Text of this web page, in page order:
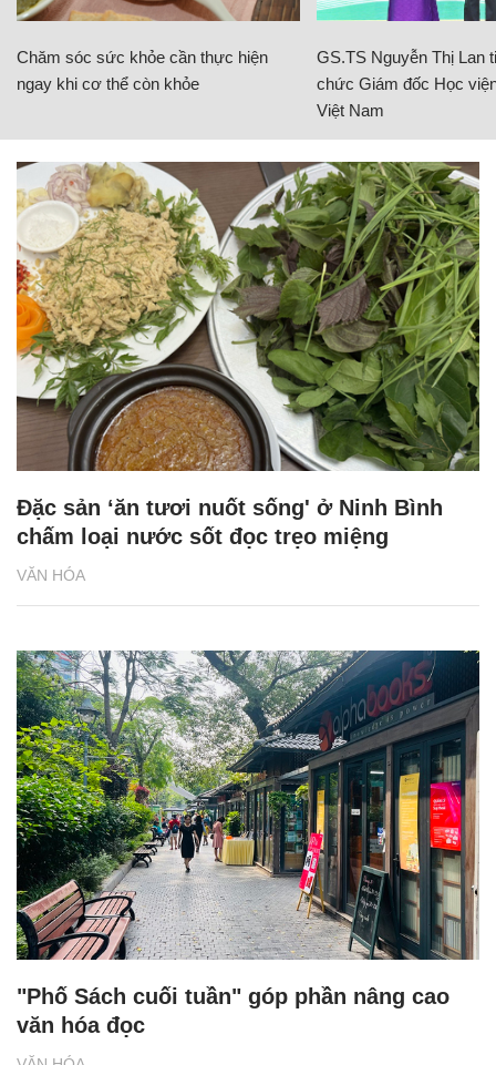
Chăm sóc sức khỏe cần thực hiện
ngay khi cơ thể còn khỏe
GS.TS Nguyễn Thị Lan
chức Giám đốc Học
Việt Nam
VĂN HÓA
Đặc sản ‘ăn tươi nuốt sống' ở Ninh Bình
chấm loại nước sốt đọc trẹo miệng
"Phố Sách cuối tuần" góp phần nâng cao
văn hóa đọc